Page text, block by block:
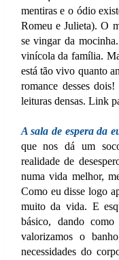
mentiras e o ódio
Romeu e Julieta). O
se vingar da
vinícola da família.
está tão vivo quanto
romance desses
leituras densas. Link
A sala de espera da
que nos dá um
realidade de
numa vida melhor,
Como eu disse logo
muito da vida. E
básico, dando
valorizamos o
necessidades do